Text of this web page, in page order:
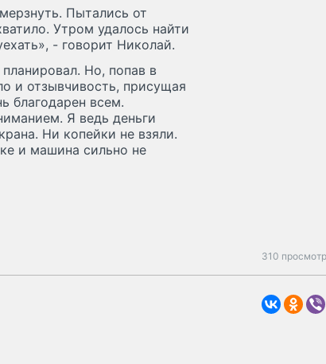
Пытались от
Утром удалось найти
- говорит Николай.
Но, попав в
и отзывчивость, присущая
благодарен всем.
Я ведь деньги
Ни копейки не взяли.
и машина сильно не
310